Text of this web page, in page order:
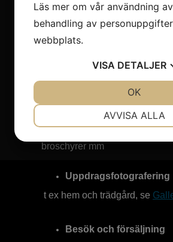
Jag erbjuder:
canvasduk till offentlig miljö
Digitala bilder
broschyrer mm
Uppdragsfotografering
t ex hem och trädgård, se
Besök och försäljning
Läs mer om vår användning
behandling av
webbplats.
VISA DETALJER
MARKNADSFÖRING
AVVISA ALLA
OK